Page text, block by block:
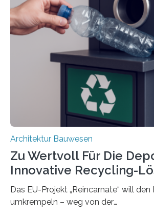
ein Klett-Verbindungssystem für
Damit lassen sich unterschiedliche
resilient verbinden und bei Bedarf
trennen. Der Fokus lag auf der
Bauteilen mit unterschiedlicher
irreversible Verbindungen den
erschweren. Hierzu untersuchten die
unterschiedliche Zugänge. Einerseits
Architektur Bauwesen
Zu Wertvoll Für Die
Innovative Recycling-
Das EU-Projekt „Reincarnate“ will
umkrempeln – weg von der